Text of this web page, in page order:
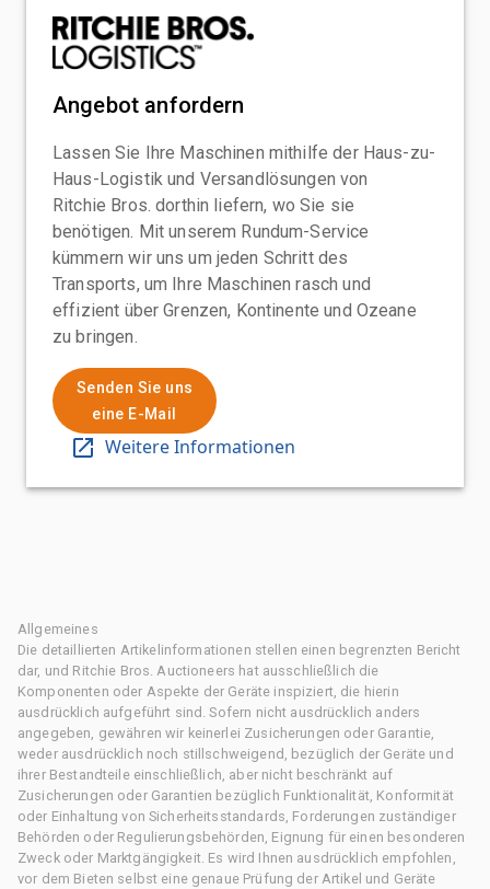
Angebot anfordern
Lassen Sie Ihre Maschinen mithilfe der Haus-zu-
Haus-Logistik und Versandlösungen von
Ritchie Bros. dorthin liefern, wo Sie sie
benötigen. Mit unserem Rundum-Service
kümmern wir uns um jeden Schritt des
Transports, um Ihre Maschinen rasch und
effizient über Grenzen, Kontinente und Ozeane
zu bringen.
Senden Sie uns
eine E-Mail
Weitere Informationen
Allgemeines
Die detaillierten Artikelinformationen stellen einen begrenzten Bericht
dar, und Ritchie Bros. Auctioneers hat ausschließlich die
Komponenten oder Aspekte der Geräte inspiziert, die hierin
ausdrücklich aufgeführt sind. Sofern nicht ausdrücklich anders
angegeben, gewähren wir keinerlei Zusicherungen oder Garantie,
weder ausdrücklich noch stillschweigend, bezüglich der Geräte und
ihrer Bestandteile einschließlich, aber nicht beschränkt auf
Zusicherungen oder Garantien bezüglich Funktionalität, Konformität
oder Einhaltung von Sicherheitsstandards, Forderungen zuständiger
Behörden oder Regulierungsbehörden, Eignung für einen besonderen
Zweck oder Marktgängigkeit. Es wird Ihnen ausdrücklich empfohlen,
vor dem Bieten selbst eine genaue Prüfung der Artikel und Geräte